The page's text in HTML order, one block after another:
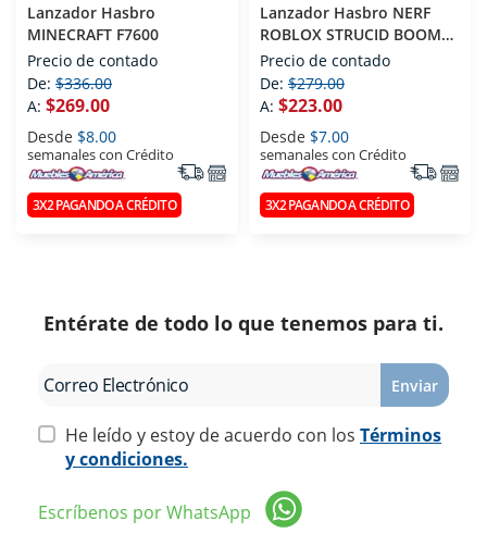
Lanzador Hasbro
MINECRAFT F7600
Precio de contado
De: $336.00
A: $269.00
Desde $8.00
semanales con Crédito
3X2 PAGANDO A CRÉDITO
Lanzador Hasbro NERF
ROBLOX STRUCID BOOM
STRIKE F2498
Precio de contado
De: $279.00
A: $223.00
Desde $7.00
semanales con Crédito
3X2 PAGANDO A CRÉDITO
Entérate de todo lo que tenemos para ti.
Enviar
He leído y estoy de acuerdo con los Términos
y condiciones.
Escríbenos por WhatsApp